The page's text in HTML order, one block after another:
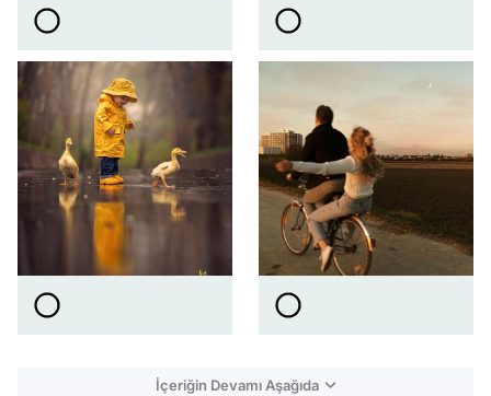
İçeriğin Devamı Aşağıda